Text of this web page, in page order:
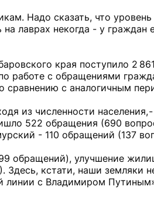
Надо сказать, что
лаврах некогда - у
края поступило 2
работе с обращениями
с аналогичным
из численности
522 обращения (690
- 110 обращений (137
обращений), улучшение
Здесь, кстати, наши земляки
с Владимиром